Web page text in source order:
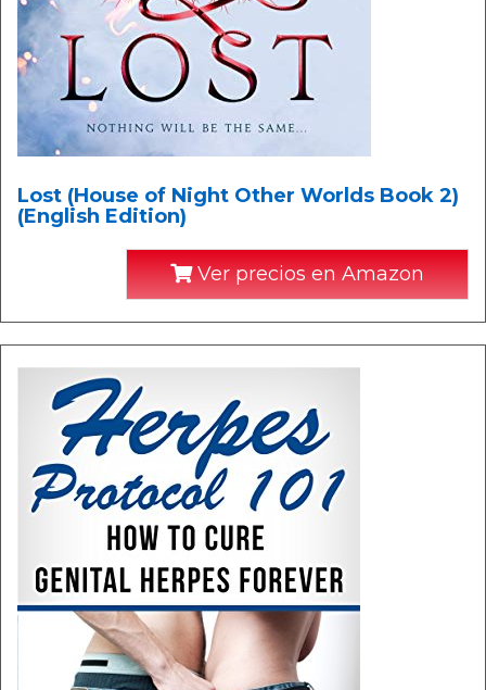
Lost (House of Night Other Worlds Book 2)
(English Edition)
Ver precios en Amazon